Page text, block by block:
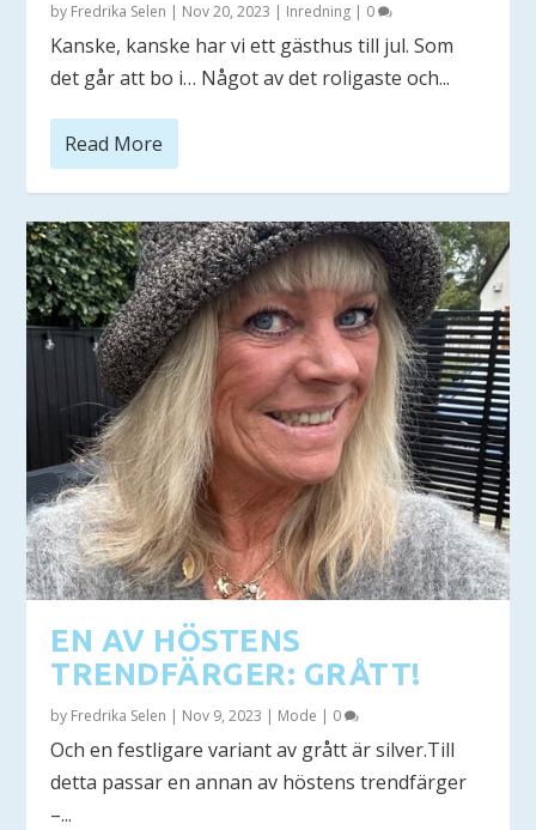
by Fredrika Selen Nov 20, 2023 Inredning 0
Kanske, kanske har vi ett gästhus till jul. Som
det går att bo i… Något av det roligaste och...
Read More
EN AV HÖSTENS
TRENDFÄRGER: GRÅTT!
by Fredrika Selen | Nov 9, 2023 | Mode | 0
Och en festligare variant av grått är silver.Till
detta passar en annan av höstens trendfärger
–...